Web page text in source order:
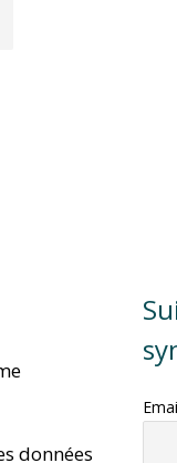
données